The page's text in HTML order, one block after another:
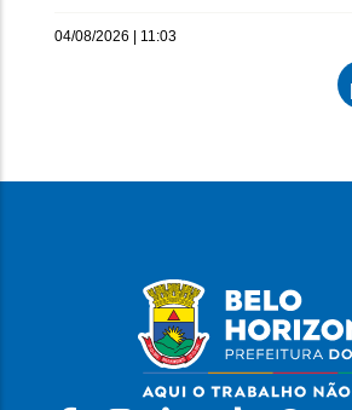
04/08/2026 | 11:03